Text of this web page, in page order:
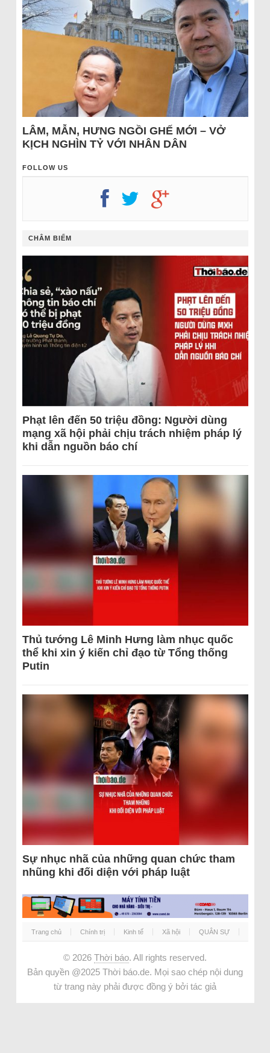
LÂM, MẪN, HƯNG NGỒI GHẾ MỚI – VỞ
KỊCH NGHÌN TỶ VỚI NHÂN DÂN
FOLLOW US
CHÂM BIẾM
Phạt lên đến 50 triệu đồng: Người dùng
mạng xã hội phải chịu trách nhiệm pháp lý
khi dẫn nguồn báo chí
Thủ tướng Lê Minh Hưng làm nhục quốc
thể khi xin ý kiến chỉ đạo từ Tổng thống
Putin
Sự nhục nhã của những quan chức tham
nhũng khi đối diện với pháp luật
Trang chủ Chính trị Kinh tế Xã hội QUÂN SỰ
© 2026 Thời báo. All rights reserved.
Bản quyền @2025 Thời báo.de. Mọi sao chép nội dung
từ trang này phải được đồng ý bởi tác giả